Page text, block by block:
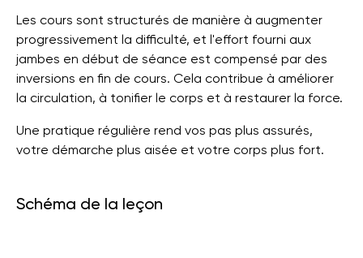
Les cours sont structurés de manière à augmenter
progressivement la difficulté, et l'effort fourni aux
jambes en début de séance est compensé par des
inversions en fin de cours. Cela contribue à améliorer
la circulation, à tonifier le corps et à restaurer la force.
Une pratique régulière rend vos pas plus assurés,
votre démarche plus aisée et votre corps plus fort.
Schéma de la leçon